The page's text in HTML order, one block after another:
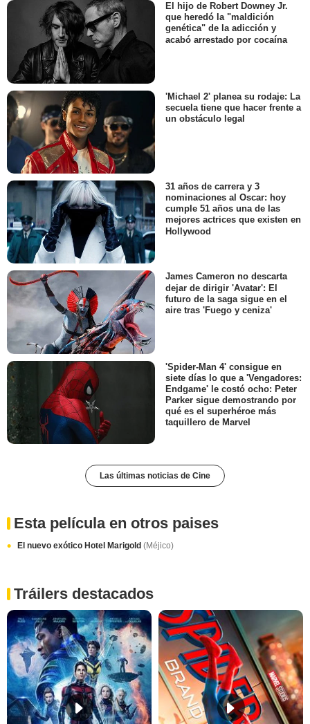
El hijo de Robert Downey Jr.
que heredó la "maldición
genética" de la adicción y
acabó arrestado por cocaína
'Michael 2' planea su rodaje: La
secuela tiene que hacer frente a
un obstáculo legal
31 años de carrera y 3
nominaciones al Oscar: hoy
cumple 51 años una de las
mejores actrices que existen en
Hollywood
James Cameron no descarta
dejar de dirigir 'Avatar': El
futuro de la saga sigue en el
aire tras 'Fuego y ceniza'
'Spider-Man 4' consigue en
siete días lo que a 'Vengadores:
Endgame' le costó ocho: Peter
Parker sigue demostrando por
qué es el superhéroe más
taquillero de Marvel
Las últimas noticias de Cine
Esta película en otros paises
El nuevo exótico Hotel Marigold (Méjico)
Tráilers destacados